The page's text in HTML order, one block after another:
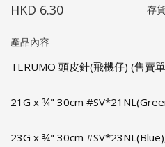
HKD 6.30 存
產品內容
TERUMO 頭皮針(飛機仔) (售賣
21G x ¾" 30cm
23G x ¾" 30cm